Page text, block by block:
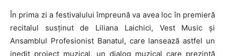
În prima zi a festivalului împreună va avea loc în premieră
recitalul susținut de Liliana Laichici, Vest Music și
Ansamblul Profesionist Banatul, care lansează astfel un
inedit proiect muzical, un dialog muzical care prezintă